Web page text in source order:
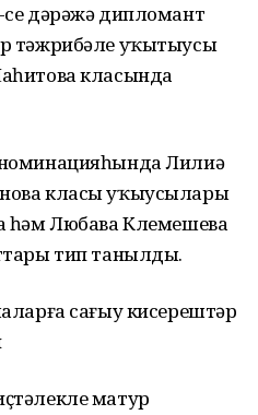
дәрәжә дипломант
тәжрибәле уҡытыусы
класында
Лилиә
класы уҡыусылары
һәм Любава Клемешева
тип танылды.
сағыу кисерештәр
матур